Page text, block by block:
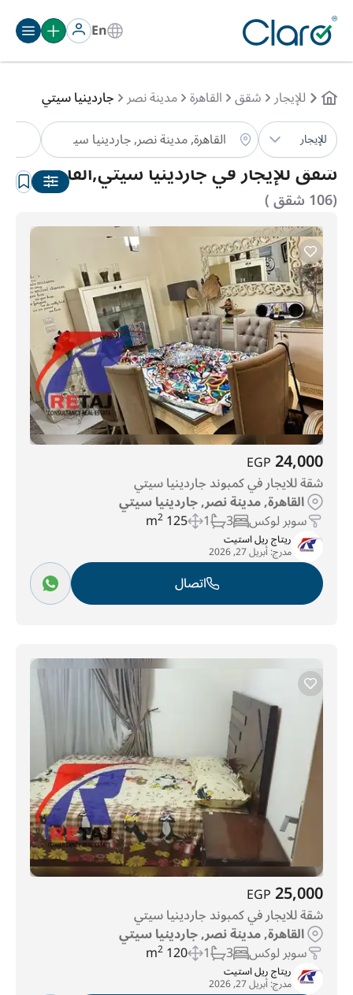
En
للإيجار شقق القاهرة مدينة نصر جاردينيا سيتي
للإيجار
شقق للإيجار في جاردينيا سيتي,القاهرة
(106 شقق )
الترتيب:تلقائي
24,000
EGP
شقة للايجار في كمبوند جاردينيا سيتي
القاهرة, مدينة نصر, جاردينيا سيتي
سوبر لوكس 3
1
125 m
2
ريتاج ريل استيت
مدرج:أبريل 27, 2026
اتصال
25,000
EGP
شقة للايجار في كمبوند جاردينيا سيتي
القاهرة, مدينة نصر, جاردينيا سيتي
سوبر لوكس 3
1
120 m
2
ريتاج ريل استيت
مدرج:أبريل 27, 2026